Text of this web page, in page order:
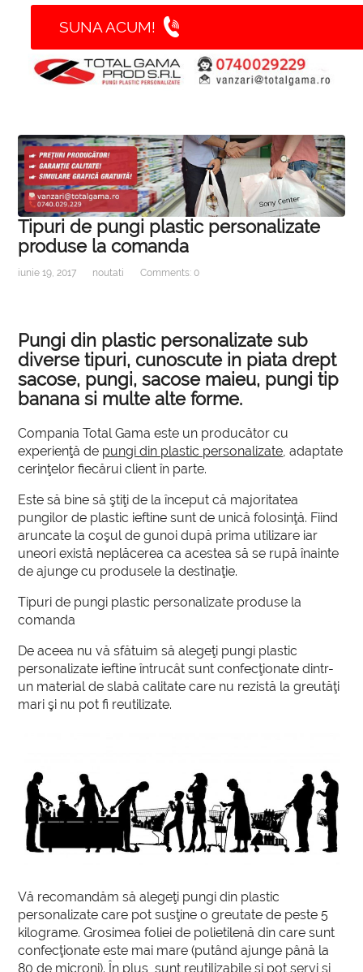
SUNA ACUM!
Tipuri de pungi plastic personalizate
produse la comanda
iunie 19, 2017 noutati Comments: 0
Pungi din plastic personalizate sub
diverse tipuri, cunoscute in piata drept
sacose, pungi, sacose maieu, pungi tip
banana si multe alte forme.
Compania Total Gama este un producător cu
experienţă de pungi din plastic personalizate , adaptate
cerinţelor fiecărui client în parte.
Este să bine să ştiţi de la început că majoritatea
pungilor de plastic ieftine sunt de unică folosinţă. Fiind
aruncate la coşul de gunoi după prima utilizare iar
uneori există neplăcerea ca acestea să se rupă înainte
de ajunge cu produsele la destinaţie.
Tipuri de pungi plastic personalizate produse la
comanda
De aceea nu vă sfătuim să alegeţi pungi plastic
personalizate ieftine întrucât sunt confecţionate dintr-
un material de slabă calitate care nu rezistă la greutăţi
mari şi nu pot fi reutilizate.
Vă recomandăm să alegeţi pungi din plastic
personalizate care pot susţine o greutate de peste 5
kilograme. Grosimea foliei de polietilenă din care sunt
confecţionate este mai mare (putând ajunge până la
80 de microni). În plus, sunt reutilizabile şi pot servi şi